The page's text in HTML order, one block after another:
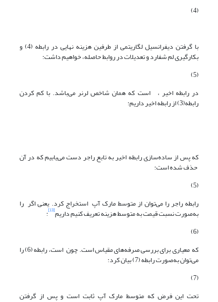
(4)
با گرفتن دیفرانسیل لگاریتمی از طرفین هزینه نهایی در رابطه (4) و
بکارگیری لم شفارد و تعدیلات در روابط حاصله، خواهیم داشت:
(5)
در رابطه اخیر ، است که همان شاخص لرنر می‌باشد. با کم کردن
رابطه(3) از رابطه اخیر داریم:
که پس از ساده‌سازی رابطه اخیر به تابع راجر دست می‌یابیم که در آن
حذف شده است:
(5)
رابطه راجر را می‌توان از متوسط مارک آپ استخراج کرد. یعنی اگر را
به‌صورت نسبت قیمت به متوسط هزینه تعریف کنیم داریم[13]
:
(6)
که معیاری برای بررسی صرفه‌های مقیاس است. چون است، رابطه (6) را
می‌توان به‌صورت رابطه (7) بیان کرد:
(7)
تحت این فرض که متوسط مارک آپ ثابت است و پس از گرفتن